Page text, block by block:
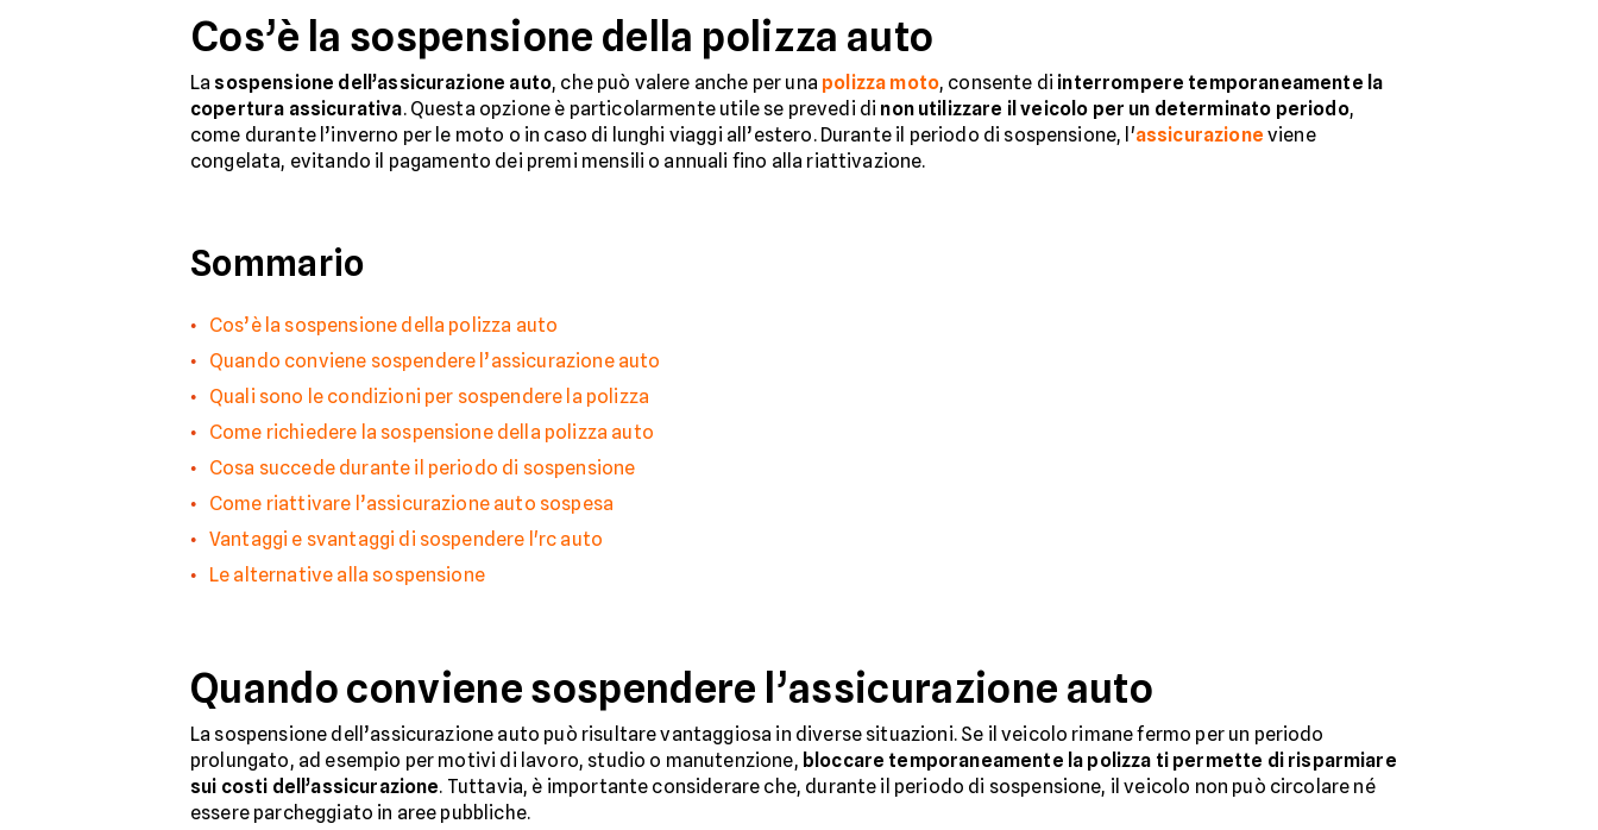
Cos’è la sospensione della polizza auto
La sospensione dell’assicurazione auto, che può valere anche per una polizza moto, consente di interrompere temporaneamente la
copertura assicurativa. Questa opzione è particolarmente utile se prevedi di non utilizzare il veicolo per un determinato periodo,
come durante l’inverno per le moto o in caso di lunghi viaggi all’estero. Durante il periodo di sospensione, l'assicurazione viene
congelata, evitando il pagamento dei premi mensili o annuali fino alla riattivazione.
Sommario
Cos’è la sospensione della polizza auto
Quando conviene sospendere l’assicurazione auto
Quali sono le condizioni per sospendere la polizza
Come richiedere la sospensione della polizza auto
Cosa succede durante il periodo di sospensione
Come riattivare l’assicurazione auto sospesa
Vantaggi e svantaggi di sospendere l'rc auto
Le alternative alla sospensione
Quando conviene sospendere l’assicurazione auto
La sospensione dell’assicurazione auto può risultare vantaggiosa in diverse situazioni. Se il veicolo rimane fermo per un periodo
prolungato, ad esempio per motivi di lavoro, studio o manutenzione, bloccare temporaneamente la polizza ti permette di risparmiare
sui costi dell’assicurazione. Tuttavia, è importante considerare che, durante il periodo di sospensione, il veicolo non può circolare né
essere parcheggiato in aree pubbliche.